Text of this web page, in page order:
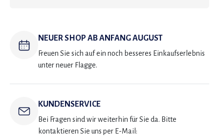
NEUER SHOP AB ANFANG AUGUST
Freuen Sie sich auf ein noch besseres Einkaufserlebnis
unter neuer Flagge.
KUNDENSERVICE
Bei Fragen sind wir weiterhin für Sie da. Bitte
kontaktieren Sie uns per E-Mail: